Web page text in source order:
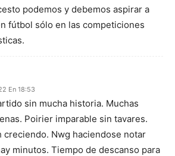
podemos y debemos aspirar a
fútbol sólo en las competiciones
En 18:53
sin mucha historia. Muchas
Poirier imparable sin tavares.
creciendo. Nwg haciendose notar
minutos. Tiempo de descanso para